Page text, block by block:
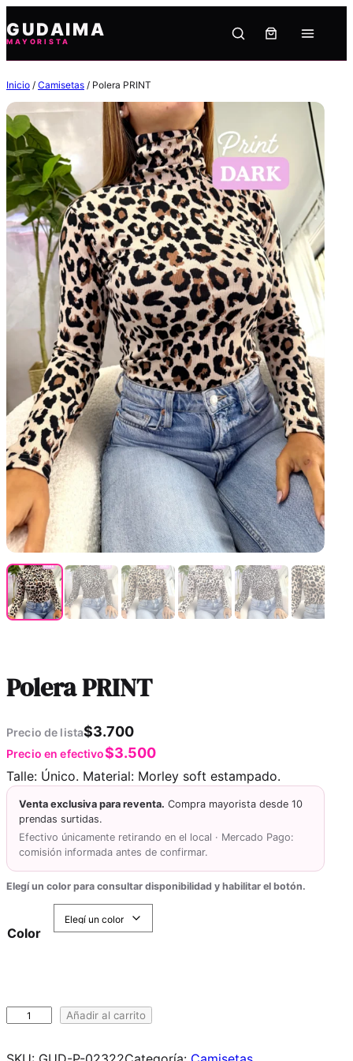
al
GUDAIMA
MAYORISTA
Inicio / Camisetas / Polera PRINT
Polera PRINT
Precio de lista$3.700
Precio en efectivo$3.500
Talle: Único. Material: Morley soft estampado.
Venta exclusiva para reventa. Compra mayorista desde 10
prendas surtidas.
Efectivo únicamente retirando en el local · Mercado Pago:
comisión informada antes de confirmar.
Elegí un color para consultar disponibilidad y habilitar el botón.
Color
l
Añadir al carrito